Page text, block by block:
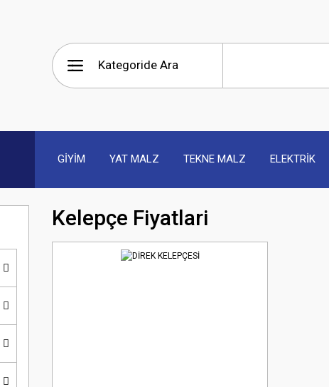
GİYİM YAT MALZ TEKNE MALZ ELEKTRİK
Kelepçe Fiyatlari